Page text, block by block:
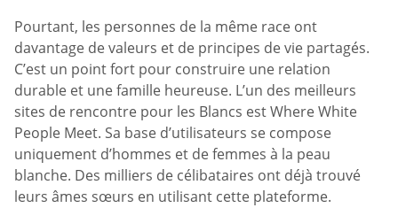
Pourtant, les personnes de la même race ont
davantage de valeurs et de principes de vie partagés.
C’est un point fort pour construire une relation
durable et une famille heureuse. L’un des meilleurs
sites de rencontre pour les Blancs est Where White
People Meet. Sa base d’utilisateurs se compose
uniquement d’hommes et de femmes à la peau
blanche. Des milliers de célibataires ont déjà trouvé
leurs âmes sœurs en utilisant cette plateforme.